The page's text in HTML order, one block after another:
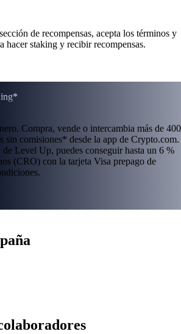
de recompensas, acepta los términos y
hacer staking y recibir recompensas.
Compra, vende o intercambia más de 400
sin comisiones* desde la app de Crypto.com.
Level Up, puedes conseguir hasta un 6 %
(CRO) con la tarjeta Visa prepago de